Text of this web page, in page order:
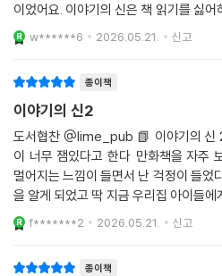
이었어요. 이야기의 신은 책 읽기를 싫어
관에서 신비한 할머니를 만나며 이야기
는 판타지 동화에요.주인공은 글자를 읽
w******6 2026.05.21. 신고
종이책
이야기의 신2
도서협찬 @lime_pub 📗 이야기의 신
이 너무 잼있다고 한다 만화책을 자주
멀어지는 느낌이 들면서 난 걱정이 들었
을 알게 되었고 딱 지금 우리집 아이들에
는 느낌이 들었다 🧐이책의 스토리는
아이가 도서관에 가면서도 선뜻 책을 읽
f*******2 2026.05.21. 신고
종이책